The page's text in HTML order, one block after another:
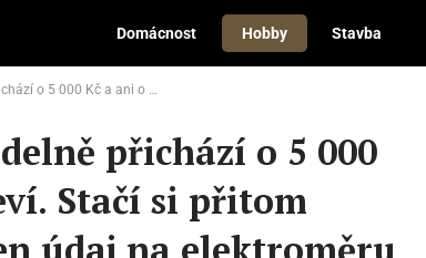
Domácnost Hobby Stavba
Stačí si přitom zkontrolovat jeden údaj na elektroměru
přichází o 5 000
Stačí si přitom